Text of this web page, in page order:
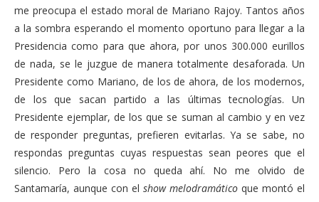
me preocupa el estado moral de Mariano Rajoy. Tantos años
a la sombra esperando el momento oportuno para llegar a la
Presidencia como para que ahora, por unos 300.000 eurillos
de nada, se le juzgue de manera totalmente desaforada. Un
Presidente como Mariano, de los de ahora, de los modernos,
de los que sacan partido a las últimas tecnologías. Un
Presidente ejemplar, de los que se suman al cambio y en vez
de responder preguntas, prefieren evitarlas. Ya se sabe, no
respondas preguntas cuyas respuestas sean peores que el
silencio. Pero la cosa no queda ahí. No me olvido de
Santamaría, aunque con el show melodramático que montó el